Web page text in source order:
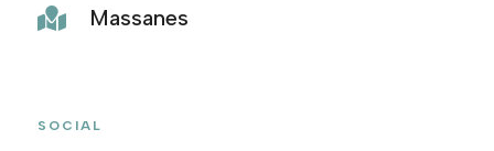
 Massanes
SOCIAL